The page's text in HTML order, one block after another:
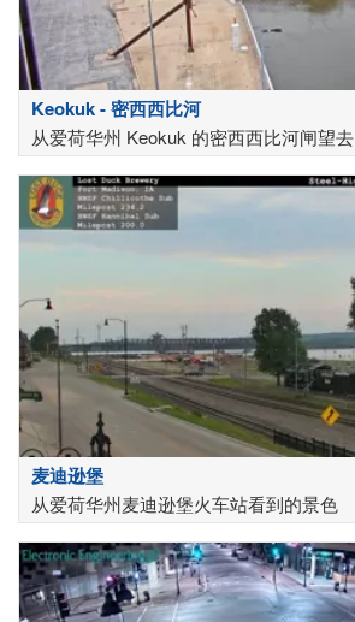
Keokuk - 密西西比河
从爱荷华州 Keokuk 的密西西比河闸望去
麦迪逊堡
从爱荷华州麦迪逊堡火车站看到的景色